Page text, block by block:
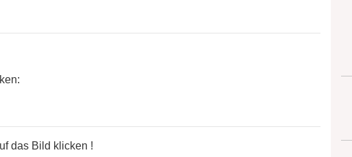
das Bild klicken !